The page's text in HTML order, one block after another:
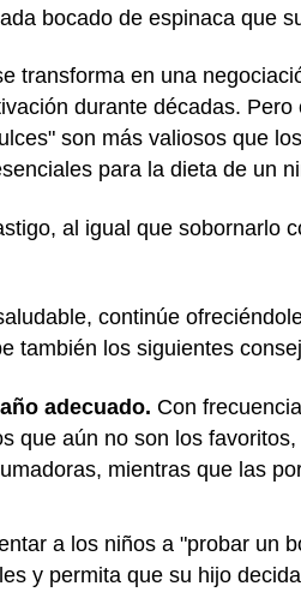
bocado de espinaca que
transforma en una
durante décadas.
son más valiosos que
para la dieta de un
al igual que sobornarlo
continúe
también los siguientes
adecuado. Con
que aún no son los
mientras que las
a los niños a "probar un
y permita que su hijo